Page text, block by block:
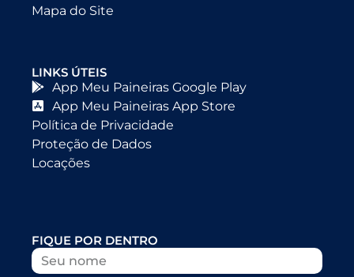
Mapa do Site
LINKS ÚTEIS
App Meu Paineiras Google Play
App Meu Paineiras App Store
Política de Privacidade
Proteção de Dados
Locações
FIQUE POR DENTRO